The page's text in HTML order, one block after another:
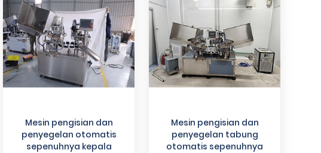
Mesin pengisian dan
penyegelan otomatis
sepenuhnya kepala
Mesin pengisian dan
penyegelan tabung
otomatis sepenuhnya